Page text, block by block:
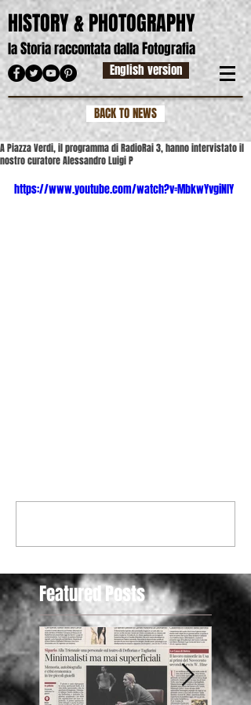
HISTORY & PHOTOGRAPHY
laStoria raccontata dallaFotografia
English version
BACK TO NEWS
A Piazza Verdi, il programma di RadioRai 3, hanno intervistato il
nostro curatore Alessandro Luigi P
https://www.youtube.com/watch?v=MbkwYvgiNIY
Featured Posts